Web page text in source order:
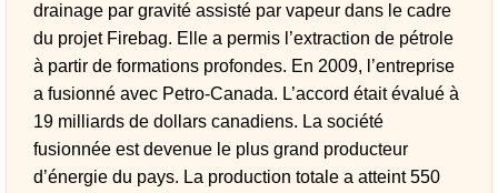
drainage par gravité assisté par vapeur dans le cadre
du projet Firebag. Elle a permis l’extraction de pétrole
à partir de formations profondes. En 2009, l’entreprise
a fusionné avec Petro-Canada. L’accord était évalué à
19 milliards de dollars canadiens. La société
fusionnée est devenue le plus grand producteur
d’énergie du pays. La production totale a atteint 550